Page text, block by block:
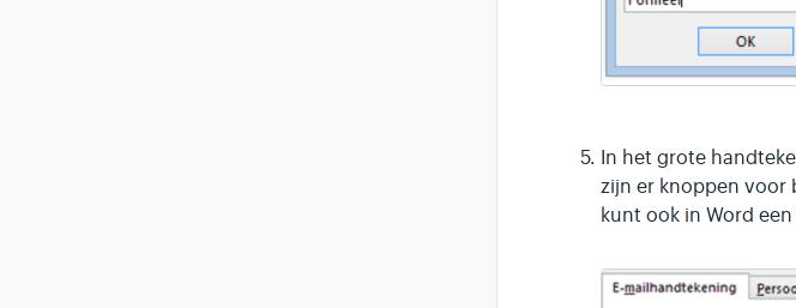
In het grote
zijn er knoppen
kunt ook in Word